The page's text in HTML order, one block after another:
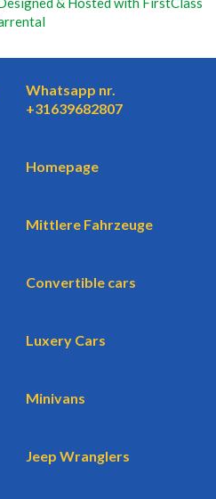
Whatsapp nr.
+31639682807
Homepage
Mittlere Fahrzeuge
Convertible cars
Luxery Cars
Minivans
Jeep Wranglers